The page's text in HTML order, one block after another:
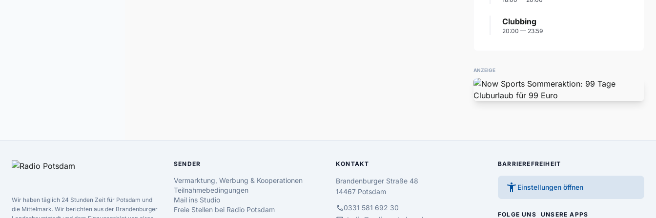
Clubbing
20:00 — 23:59
ANZEIGE
Wir haben täglich 24 Stunden Zeit für Potsdam und
die Mittelmark. Wir berichten aus der Brandenburger
SENDER
Vermarktung, Werbung & Kooperationen
Teilnahmebedingungen
Mail ins Studio
Freie Stellen bei Radio Potsdam
KONTAKT
Brandenburger Straße 48
14467 Potsdam
call0331 581 692 30
BARRIEREFREIHEIT
accessibility_new Einstellungen öffnen
FOLGE UNS UNSERE APPS